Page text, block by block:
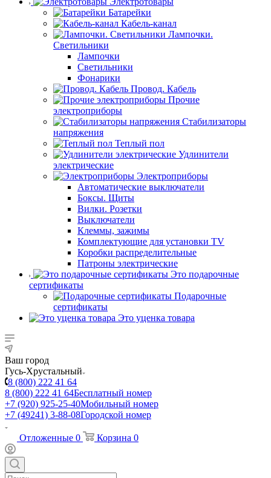
Батарейки
Кабель-канал
Лампочки.
Светильники
Лампочки
Светильники
Фонарики
Провод. Кабель
Прочие
электроприборы
Стабилизаторы
напряжения
Теплый пол
Удлинители
электрические
Электроприборы
Автоматические выключатели
Боксы. Щиты
Вилки. Розетки
Выключатели
Клеммы, зажимы
Комплектующие для установки TV
Коробки распределительные
Патроны электрические
Это подарочные
сертификаты
Подарочные
сертификаты
Это уценка товара
Ваш город
Гусь-Хрустальный
8 (800) 222 41 64
8 (800) 222 41 64Бесплатный номер
+7 (920) 925-25-40Мобильный номер
+7 (49241) 3-88-08Городской номер
Отложенные 0 Корзина 0